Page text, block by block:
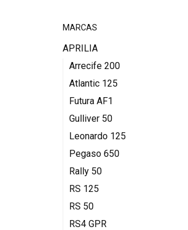
MARCAS
APRILIA
Arrecife 200
Atlantic 125
Futura AF1
Gulliver 50
Leonardo 125
Pegaso 650
Rally 50
RS 125
RS 50
RS4 GPR